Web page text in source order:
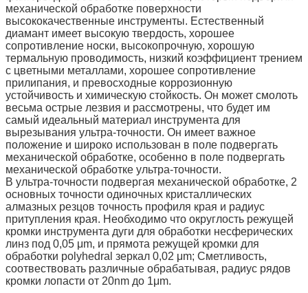
механической обработке поверхности
высококачественные инструменты. Естественный
диамант имеет высокую твердость, хорошее
сопротивление носки, высокопрочную, хорошую
термальную проводимость, низкий коэффициент трением
с цветными металлами, хорошее сопротивление
прилипания, и превосходные коррозионную
устойчивость и химическую стойкость. Он может смолоть
весьма острые лезвия и рассмотрены, что будет им
самый идеальный материал инструмента для
вырезывания ультра-точности. Он имеет важное
положение и широко использован в поле подвергать
механической обработке, особенно в поле подвергать
механической обработке ультра-точности.
В ультра-точности подвергая механической обработке, 2
основных точности одиночных кристаллических
алмазных резцов точность профиля края и радиус
притупления края. Необходимо что округлость режущей
кромки инструмента дуги для обработки несферических
линз под 0,05 μm, и прямота режущей кромки для
обработки polyhedral зеркал 0,02 μm; Сметливость,
соотвествовать различные обрабатывая, радиус рядов
кромки лопасти от 20nm до 1μm.